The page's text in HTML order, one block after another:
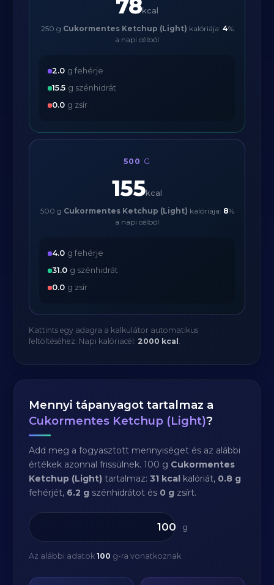
78kcal
250 g Cukormentes Ketchup (Light) kalóriája: 4%
a napi célból
2.0 g fehérje
15.5 g szénhidrát
0.0 g zsír
500 G
155kcal
500 g Cukormentes Ketchup (Light) kalóriája: 8%
a napi célból
4.0 g fehérje
31.0 g szénhidrát
0.0 g zsír
Kattints egy adagra a kalkulátor automatikus
feltöltéséhez. Napi kalóriacél:2000 kcal .
Mennyi tápanyagot tartalmaz a
Cukormentes Ketchup (Light)?
Add meg a fogyasztott mennyiséget és az alábbi
értékek azonnal frissülnek. 100 g Cukormentes
Ketchup (Light) tartalmaz:31 kcal kalóriát, 0.8 g
fehérjét, 6.2 g szénhidrátot és 0 g zsírt.
g
Az alábbi adatok100 g-ra vonatkoznak.